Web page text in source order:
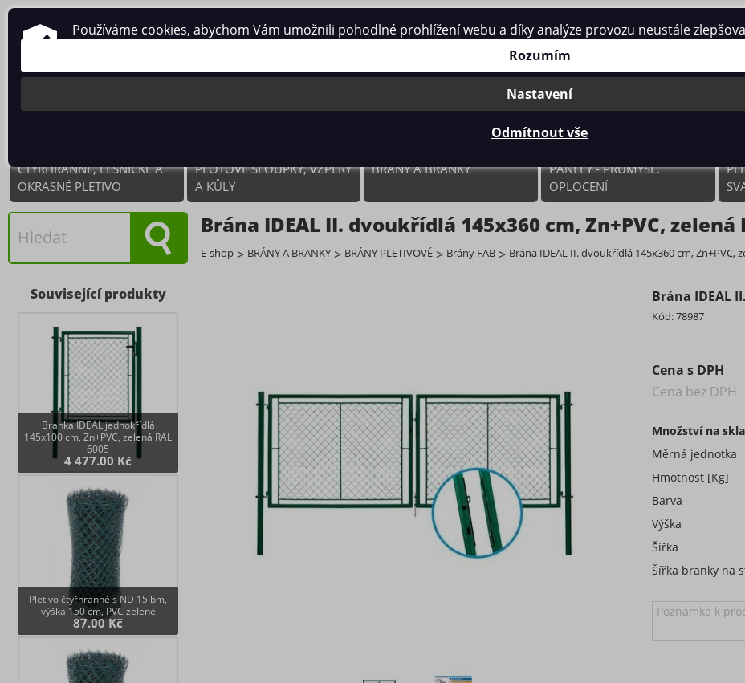
ČTYŘHRANNÉ, LESNICKÉ A
OKRASNÉ PLETIVO
PLOTOVÉ SLOUPKY, VZPĚRY
A KŮLY
BRÁNY A BRANKY
PANELY - PRŮMYSL.
OPLOCENÍ
Související produkty
Branka IDEAL jednokřídlá
145x100 cm, Zn+PVC, zelená RAL
6005
4 477.00 Kč
Pletivo čtyřhranné s ND 15 bm,
výška 150 cm, PVC zelené
87.00 Kč
Brána IDEAL II. dvoukřídlá 145x360 cm, Zn+PVC, zelená
E-shop > BRÁNY A BRANKY > BRÁNY PLETIVOVÉ > Brány FAB > Brána IDEAL II. dvoukřídlá 145x360 cm, Zn+PVC,
Brána IDEAL
Kód:78987
Cena s DPH
Cena bez DPH
Množství na
Měrná jednotka
Hmotnost [Kg]
Barva
Výška
Šířka
Šířka branky na
Používáme cookies, abychom Vám umožnili pohodlné prohlížení webu a díky analýze provozu neustále
Rozumím
Nastavení
Odmítnout vše